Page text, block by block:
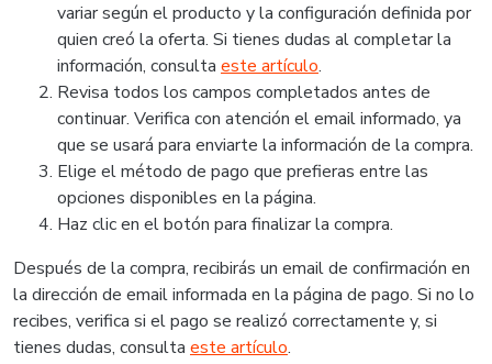
variar según el producto y la configuración definida por
quien creó la oferta. Si tienes dudas al completar la
información, consulta este artículo.
Revisa todos los campos completados antes de
continuar. Verifica con atención el email informado, ya
que se usará para enviarte la información de la compra.
Elige el método de pago que prefieras entre las
opciones disponibles en la página.
Haz clic en el botón para finalizar la compra.
Después de la compra, recibirás un email de confirmación en
la dirección de email informada en la página de pago. Si no lo
recibes, verifica si el pago se realizó correctamente y, si
tienes dudas, consulta este artículo.